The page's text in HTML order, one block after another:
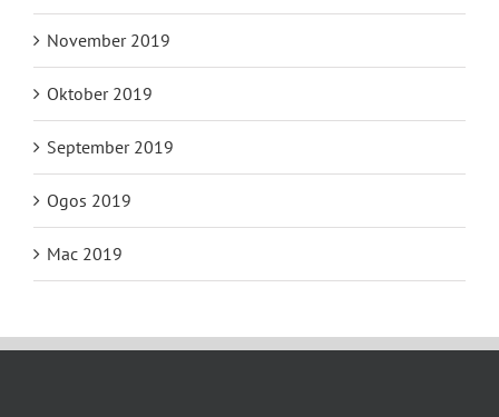
November 2019
Oktober 2019
September 2019
Ogos 2019
Mac 2019